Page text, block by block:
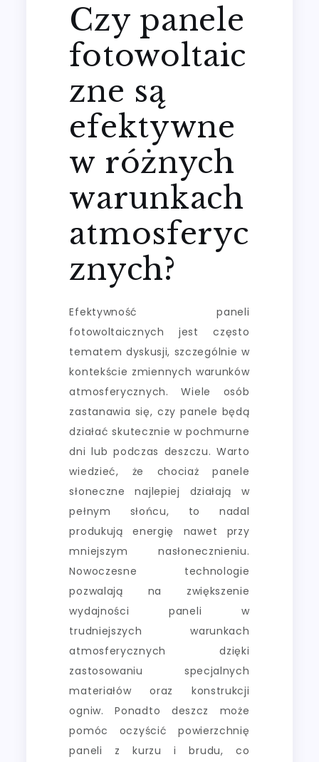
Czy panele
fotowoltaic
zne są
efektywne
w różnych
warunkach
atmosferyc
znych?
Efektywność paneli
fotowoltaicznych jest często
tematem dyskusji, szczególnie w
kontekście zmiennych warunków
atmosferycznych. Wiele osób
zastanawia się, czy panele będą
działać skutecznie w pochmurne
dni lub podczas deszczu. Warto
wiedzieć, że chociaż panele
słoneczne najlepiej działają w
pełnym słońcu, to nadal
produkują energię nawet przy
mniejszym nasłonecznieniu.
Nowoczesne technologie
pozwalają na zwiększenie
wydajności paneli w
trudniejszych warunkach
atmosferycznych dzięki
zastosowaniu specjalnych
materiałów oraz konstrukcji
ogniw. Ponadto deszcz może
pomóc oczyścić powierzchnię
paneli z kurzu i brudu, co